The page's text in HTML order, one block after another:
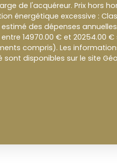
de l'acquéreur. Prix hors
énergétique excessive :
des dépenses annuelles
14970.00 € et 20254.00 €
compris). Les
disponibles sur le site